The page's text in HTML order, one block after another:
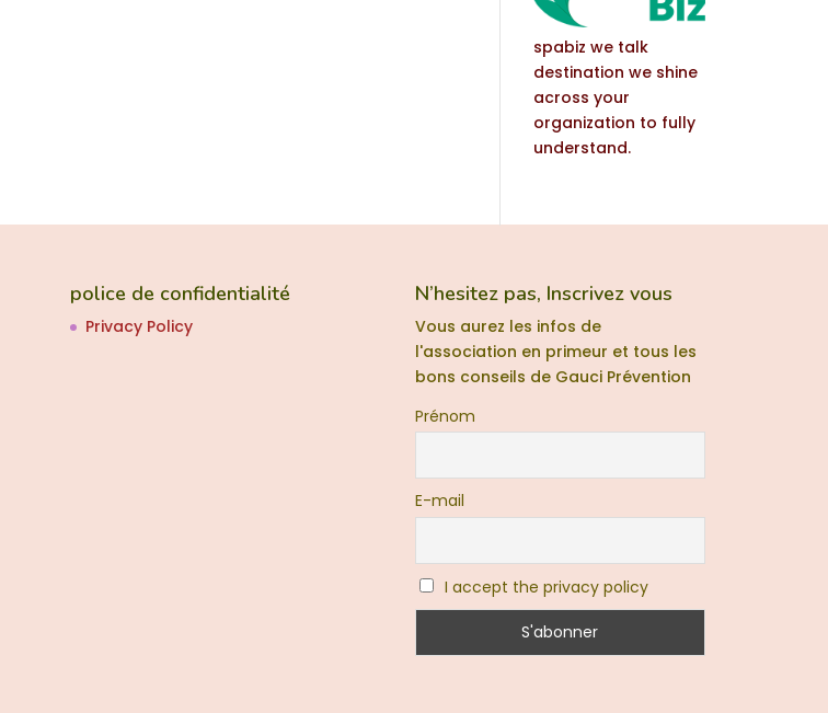
spabiz we talk
destination we shine
across your
organization to fully
understand.
police de confidentialité
Privacy Policy
N’hesitez pas, Inscrivez vous
Vous aurez les infos de
l'association en primeur et tous les
bons conseils de Gauci Prévention
Prénom
E-mail
I accept the privacy policy